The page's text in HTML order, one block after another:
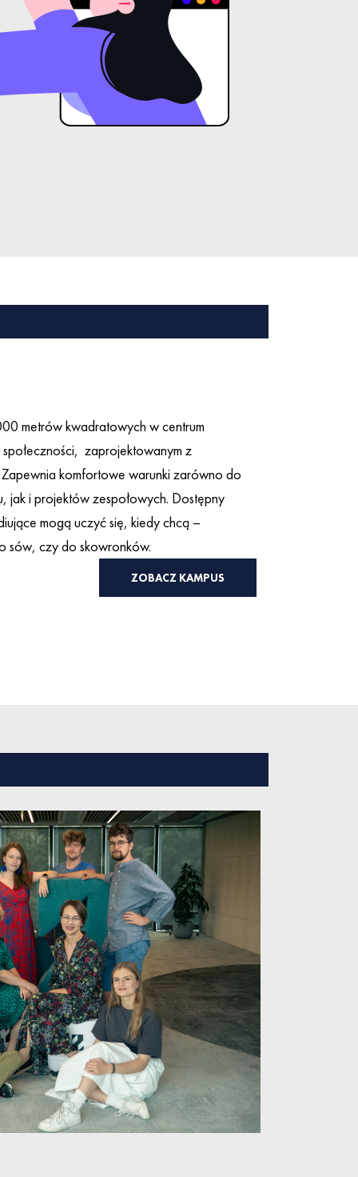
metrów kwadratowych w centrum
zaprojektowanym z
komfortowe warunki zarówno do
jak i projektów zespołowych. Dostępny
mogą uczyć się, kiedy chcą –
sów, czy do skowronków.
ZOBACZ KAMPUS